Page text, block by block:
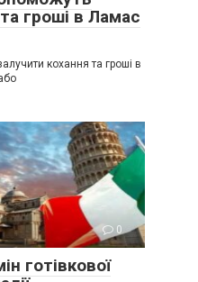
гроші в Ламас
кохання та гроші в
0
готівкової